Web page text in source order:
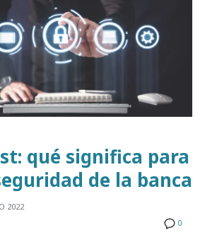
qué significa para
de la banca
0
2022